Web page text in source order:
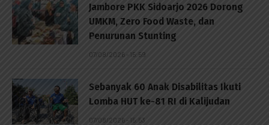
Jambore PKK Sidoarjo 2026 Dorong
UMKM, Zero Food Waste, dan
Penurunan Stunting
07/08/2026 - 15:59
Sebanyak 60 Anak Disabilitas Ikuti
Lomba HUT ke-81 RI di Kalijudan
07/08/2026 - 15:53